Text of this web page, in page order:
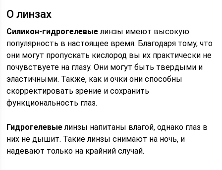
О линзах
Силикон-гидрогелевыелинзы имеют высокую
популярность в настоящее время. Благодаря тому, что
они могут пропускать кислород вы их практически не
почувствуете на глазу. Они могут быть твердыми и
эластичными. Также, как и очки они способны
скорректировать зрение и сохранить
функциональность глаз.
Гидрогелевыелинзы напитаны влагой, однако глаз в
них не дышит. Такие линзы снимают на ночь, и
надевают только на крайний случай.